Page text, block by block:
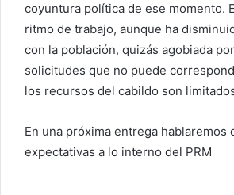
coyuntura política de ese momento.
ritmo de trabajo, aunque ha
con la población, quizás agobiada
solicitudes que no puede
los recursos del cabildo son
En una próxima entrega hablaremos
expectativas a lo interno del PRM